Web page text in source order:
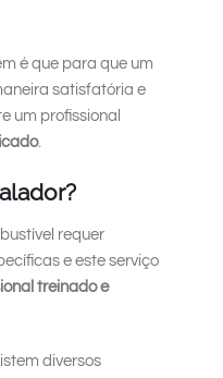
é que para que um
satisfatória e
um profissional
.
requer
e este serviço
treinado e
diversos